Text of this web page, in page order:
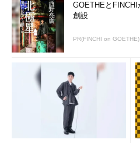
GOETHEと
創設
PR(FINCHI on GOETHE)